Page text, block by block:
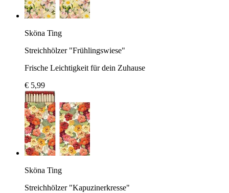
Sköna Ting
Streichhölzer "Frühlingswiese"
Frische Leichtigkeit für dein Zuhause
€ 5,99
Sköna Ting
Streichhölzer "Kapuzinerkresse"